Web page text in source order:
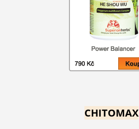
CHITOMAX